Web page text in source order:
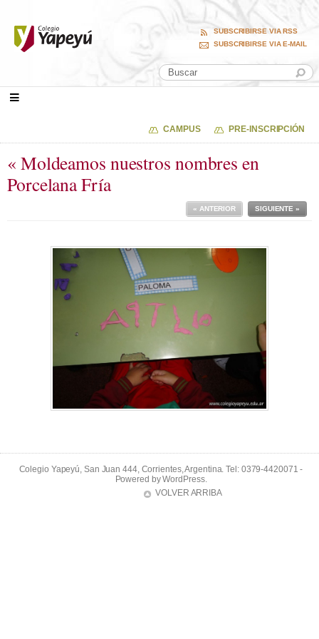
SUBSCRIBIRSE VIA RSS
SUBSCRIBIRSE VIA E-MAIL
CAMPUS PRE-INSCRIPCIÓN
« Moldeamos nuestros nombres en
Porcelana Fría
SIGUIENTE »
« ANTERIOR
Colegio Yapeyú, San Juan 444, Corrientes, Argentina. Tel: 0379-4420071 -
Powered byWordPress.
VOLVER ARRIBA